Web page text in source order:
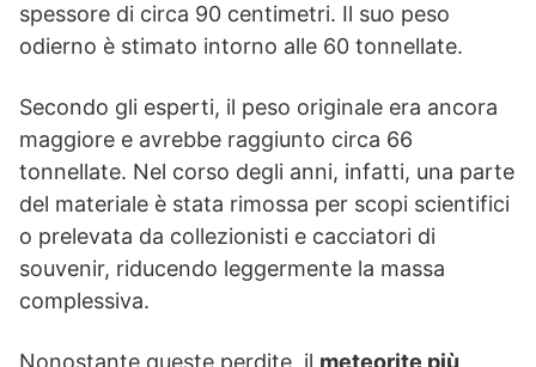
spessore di circa 90 centimetri. Il suo peso
odierno è stimato intorno alle 60 tonnellate.
Secondo gli esperti, il peso originale era ancora
maggiore e avrebbe raggiunto circa 66
tonnellate. Nel corso degli anni, infatti, una parte
del materiale è stata rimossa per scopi scientifici
o prelevata da collezionisti e cacciatori di
souvenir, riducendo leggermente la massa
complessiva.
Nonostante queste perdite, il meteorite più